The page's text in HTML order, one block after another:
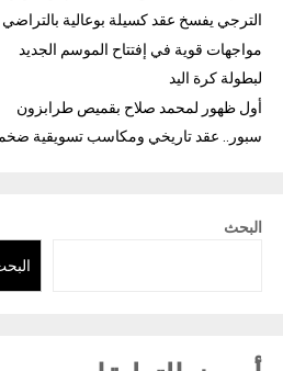
الترجي يفسخ عقد كسيلة بوعالية بالتراضي
مواجهات قوية في إفتتاح الموسم الجديد
لبطولة كرة اليد
أول ظهور لمحمد صلاح بقميص طرابزون
سبور.. عقد تاريخي ومكاسب تسويقية
البحث